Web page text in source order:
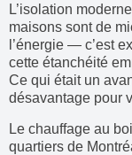
L’isolation
maisons sont de
l’énergie — c’est
cette étanchéité
Ce qui était un
désavantage pour
Le chauffage au
quartiers de